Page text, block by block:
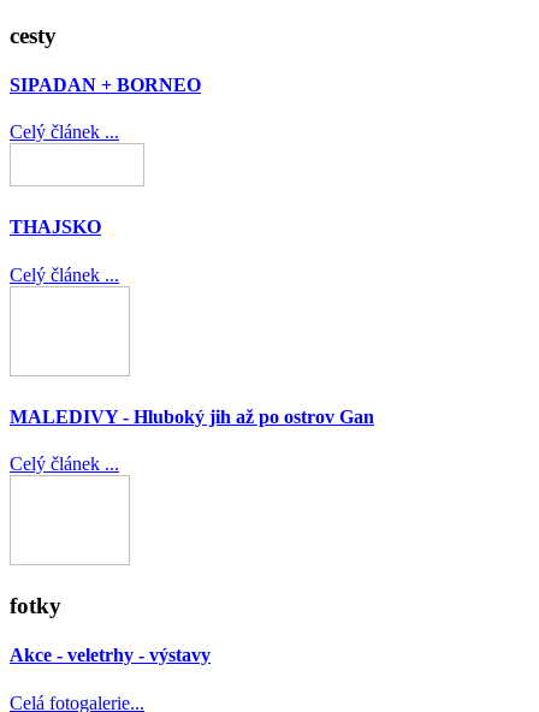
cesty
SIPADAN + BORNEO
Celý článek ...
THAJSKO
Celý článek ...
MALEDIVY - Hluboký jih až po ostrov Gan
Celý článek ...
fotky
Akce - veletrhy - výstavy
Celá fotogalerie...